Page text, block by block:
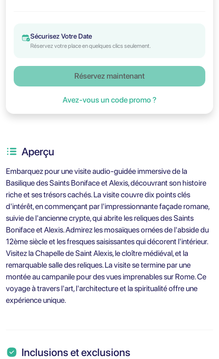
Sécurisez Votre Date
Réservez votre place en quelques clics seulement.
Réservez maintenant
Avez-vous un code promo ?
Aperçu
Embarquez pour une visite audio-guidée immersive de la
Basilique des Saints Boniface et Alexis, découvrant son histoire
riche et ses trésors cachés. La visite couvre dix points clés
d'intérêt, en commençant par l'impressionnante façade romane,
suivie de l'ancienne crypte, qui abrite les reliques des Saints
Boniface et Alexis. Admirez les mosaïques ornées de l'abside du
12ème siècle et les fresques saisissantes qui décorent l'intérieur.
Visitez la Chapelle de Saint Alexis, le cloître médiéval, et la
remarquable salle des reliques. La visite se termine par une
montée au campanile pour des vues imprenables sur Rome. Ce
voyage à travers l'art, l'architecture et la spiritualité offre une
expérience unique.
Inclusions et exclusions